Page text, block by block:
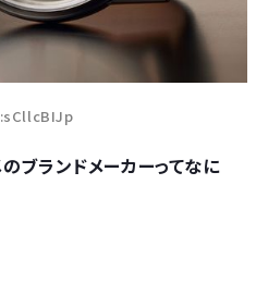
ブランドメーカーってなに